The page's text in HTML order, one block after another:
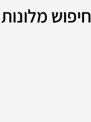
חיפוש מלונות